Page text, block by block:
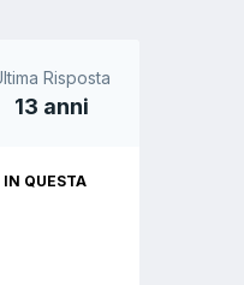
Risposta
13 anni
QUESTA